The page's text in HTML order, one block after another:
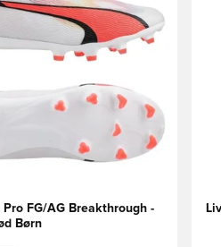
Pro FG/AG Breakthrough -
Børn